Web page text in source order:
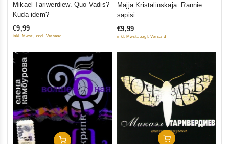
5
Mikael Tariwerdiew. Quo Vadis?
Kuda idem?
€9,99
inkl. Mwst., zzgl. Versand
out
5
Majja Kristalinskaja. Rannie
sapisi
€9,99
inkl. Mwst., zzgl. Versand
In Den Warenkorb In Den Warenkorb